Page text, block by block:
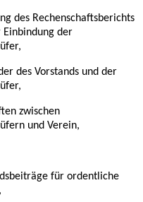
des Rechenschaftsberichts
Einbindung der
des Vorstands und der
zwischen
und Verein,
für ordentliche